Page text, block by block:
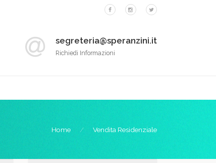
segreteria@speranzini.it
Richiedi Informazioni
Home Vendita Residenziale